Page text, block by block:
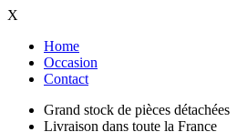
X
Home
Occasion
Contact
Grand stock de pièces détachées
Livraison dans toute la France